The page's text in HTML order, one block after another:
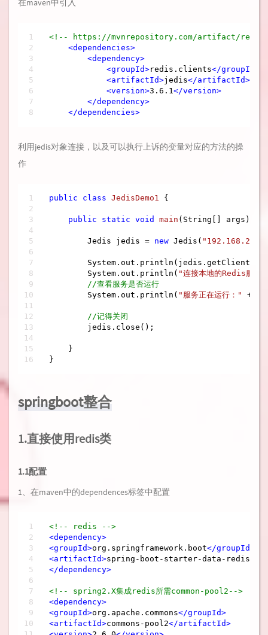
<!-- https://mvnrepository.com/artifact/
<dependencies>
<dependency>
<groupId>redis.clients</groupId
<artifactId>jedis</artifactId>
<version>3.6.1 </version>
</dependency>
</dependencies>
利用jedis对象连接，以及可以执行上诉的变量对应的方法的操
作
public class JedisDemo1 {
public static void main (String[] args)
        Jedis jedis =
new Jedis(
        System.out.println(
"连接本地的Redis服务
//查看服务是否运行
        System.out.println(
"服务正在运行：" +
//记得关闭
        jedis.close();
    }
}
springboot整合
1.直接使用redis类
1.1配置
1、在maven中的dependences标签中配置
<!-- redis -->
<dependency>
<groupId>org.springframework.boot</groupId
<artifactId>spring-boot-starter-data-redis
</dependency>
<!-- spring2.X集成redis所需common-pool2-->
<dependency>
<groupId>org.apache.commons</groupId>
<artifactId>commons-pool2</artifactId>